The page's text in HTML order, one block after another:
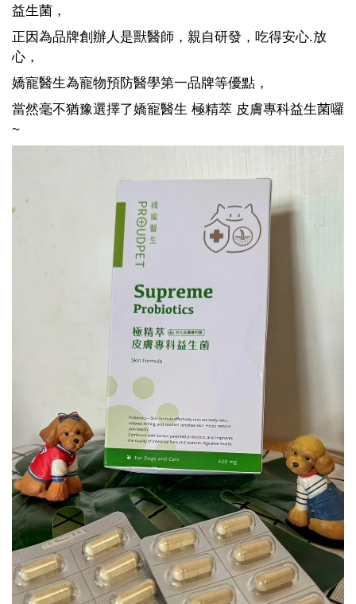
益生菌，
正因為品牌創辦人是獸醫師，親自研發，吃得安心.放
心，
嬌寵醫生為寵物預防醫學第一品牌等優點，
當然毫不猶豫選擇了嬌寵醫生 極精萃 皮膚專科益生菌囉
~